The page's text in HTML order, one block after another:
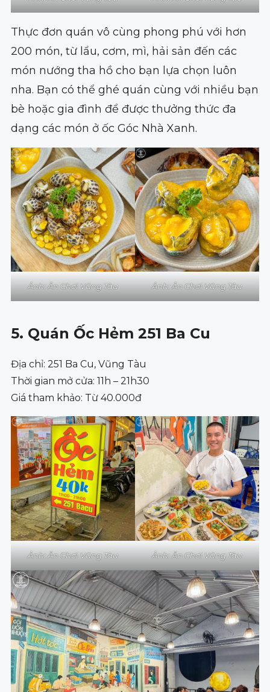
Thực đơn quán vô cùng phong phú với hơn
200 món, từ lẩu, cơm, mì, hải sản đến các
món nướng tha hồ cho bạn lựa chọn luôn
nha. Bạn có thể ghé quán cùng với nhiều bạn
bè hoặc gia đình để được thưởng thức đa
dạng các món ở ốc Góc Nhà Xanh.
Ảnh: Ăn Chơi Vũng Tàu Ảnh: Ăn Chơi Vũng Tàu
5. Quán Ốc Hẻm 251 Ba Cu
Địa chỉ: 251 Ba Cu, Vũng Tàu
Thời gian mở cửa: 11h – 21h30
Giá tham khảo: Từ 40.000đ
Ảnh: Ăn Chơi Vũng Tàu Ảnh: Ăn Chơi Vũng Tàu